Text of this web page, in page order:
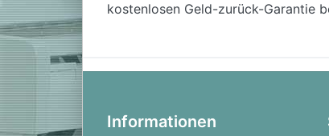
kostenlosen Geld-zurück-Garantie
Informationen